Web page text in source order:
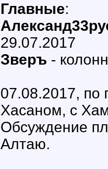
Главные:
29.07.2017
Зверъ -
07.08.2017, по
Хасаном, с
Обсуждение
Алтаю.